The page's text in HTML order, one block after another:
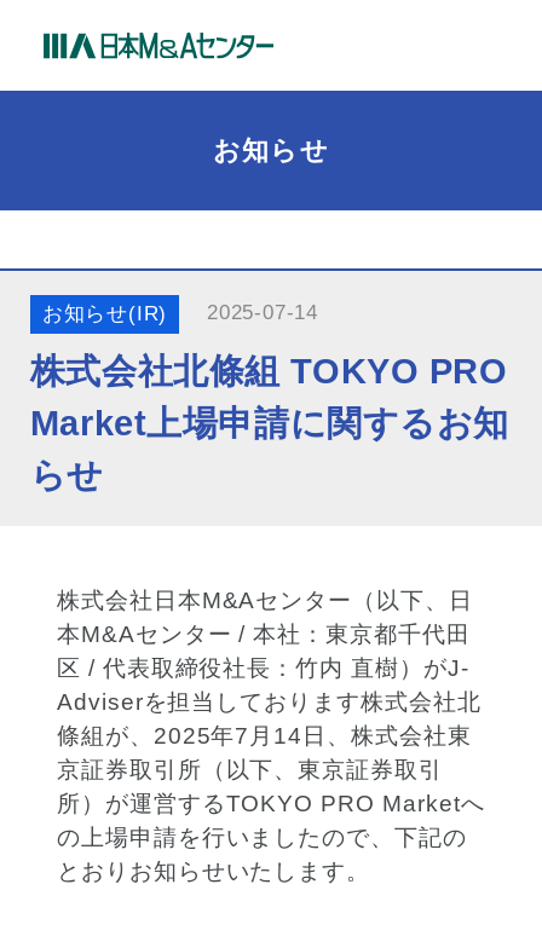
お知らせ
お知らせ(IR) 2025-07-14
株式会社北條組 TOKYO PRO
Market上場申請に関するお知
らせ
株式会社日本M&Aセンター（以下、日
本M&Aセンター / 本社：東京都千代田
区 / 代表取締役社長：竹内 直樹）がJ-
Adviserを担当しております株式会社北
條組が、2025年7月14日、株式会社東
京証券取引所（以下、東京証券取引
所）が運営するTOKYO PRO Marketへ
の上場申請を行いましたので、下記の
とおりお知らせいたします。